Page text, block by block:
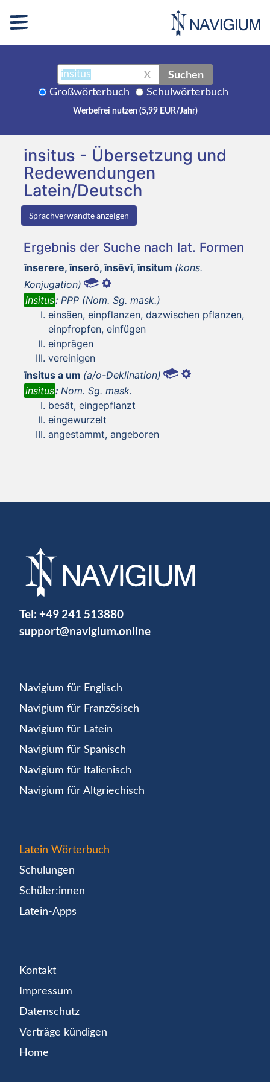
X Suchen
Großwörterbuch Schulwörterbuch
Werbefrei nutzen (5,99 EUR/Jahr)
insitus - Übersetzung und
Redewendungen
Latein/Deutsch
Sprachverwandte anzeigen
Ergebnis der Suche nach lat. Formen
īnserere, īnserō, īnsēvī, īnsitum (kons.
Konjugation)
insitus: PPP (Nom. Sg. mask.)
einsäen, einpflanzen, dazwischen pflanzen,
einpfropfen, einfügen
einprägen
vereinigen
īnsitus a um (a/o-Deklination)
insitus: Nom. Sg. mask.
besät, eingepflanzt
eingewurzelt
angestammt, angeboren
Tel: +49 241 513880
support@navigium.online
Navigium für Englisch
Navigium für Französisch
Navigium für Latein
Navigium für Spanisch
Navigium für Italienisch
Navigium für Altgriechisch
Latein Wörterbuch
Schulungen
Schüler:innen
Latein-Apps
Kontakt
Impressum
Datenschutz
Verträge kündigen
Home